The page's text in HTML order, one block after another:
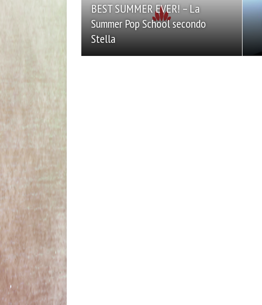
BEST SUMMER EVER! – La
Summer Pop School secondo
Stella